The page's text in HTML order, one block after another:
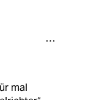
mal